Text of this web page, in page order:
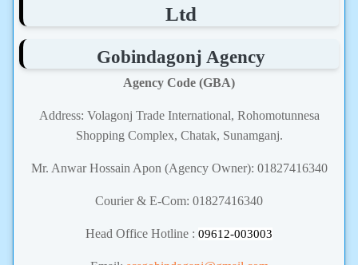
Ltd
Gobindagonj Agency
Agency Code (GBA)
Address: Volagonj Trade International, Rohomotunnesa
Shopping Complex, Chatak, Sunamganj.
Mr. Anwar Hossain Apon (Agency Owner): 01827416340
Courier & E-Com: 01827416340
Head Office Hotline : 09612-003003